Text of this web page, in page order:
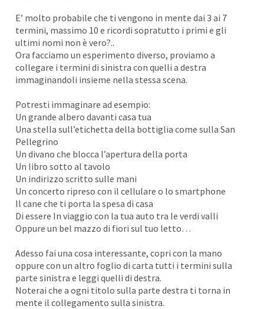
E’ molto probabile che ti vengono in mente dai 3 ai 7
termini, massimo 10 e ricordi sopratutto i primi e gli
ultimi nomi non è vero?..
Ora facciamo un esperimento diverso, proviamo a
collegare i termini di sinistra con quelli a destra
immaginandoli insieme nella stessa scena.
Potresti immaginare ad esempio:
Un grande albero davanti casa tua
Una stella sull’etichetta della bottiglia come sulla San
Pellegrino
Un divano che blocca l’apertura della porta
Un libro sotto al tavolo
Un indirizzo scritto sulle mani
Un concerto ripreso con il cellulare o lo smartphone
Il cane che ti porta la spesa di casa
Di essere In viaggio con la tua auto tra le verdi valli
Oppure un bel mazzo di fiori sul tuo letto…
Adesso fai una cosa interessante, copri con la mano
oppure con un altro foglio di carta tutti i termini sulla
parte sinistra e leggi quelli di destra.
Noterai che a ogni titolo sulla parte destra ti torna in
mente il collegamento sulla sinistra.